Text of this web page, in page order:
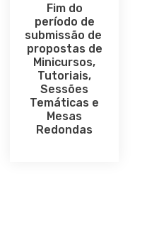
Fim do
período de
submissão de
propostas de
Minicursos,
Tutoriais,
Sessões
Temáticas e
Mesas
Redondas